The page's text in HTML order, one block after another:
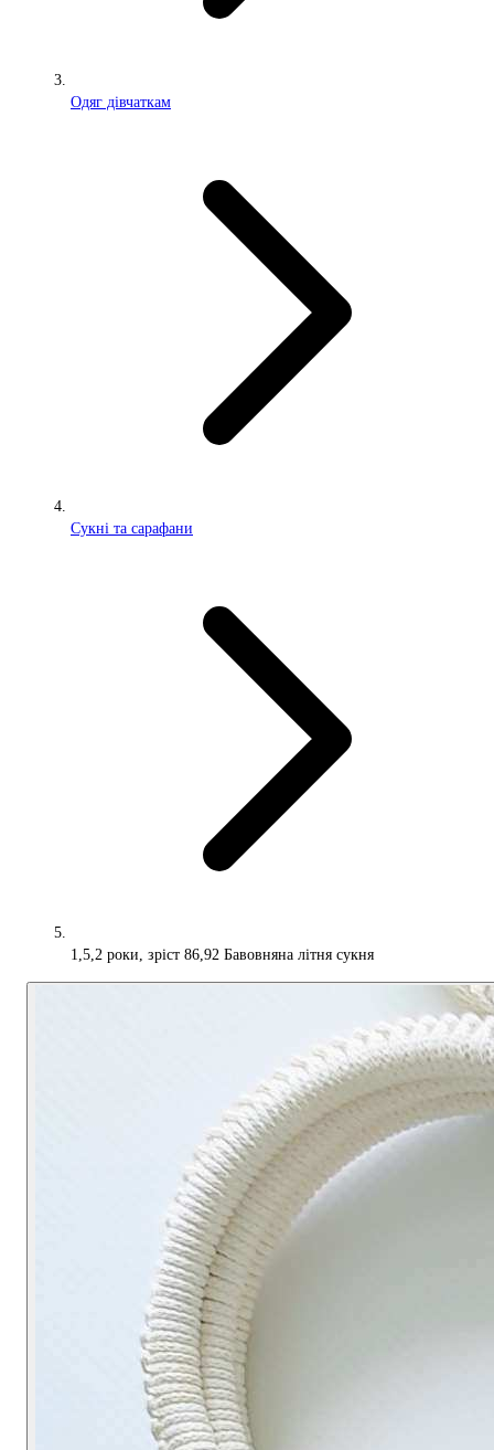
Одяг дівчаткам
Сукні та сарафани
1,5,2 роки, зріст 86,92 Бавовняна літня сукня